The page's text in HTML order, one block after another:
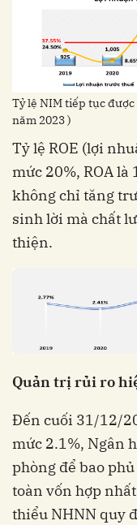
Tỷ lệ NIM tiếp tục
năm 2023 )
Tỷ lệ ROE (lợi
mức 20%, ROA là
không chỉ tăng
sinh lời mà chất
thiện.
Quản trị rủi ro
Đến cuối 31/12/
mức 2.1%, Ngân
phòng để bao
toàn vốn hợp
thiểu NHNN quy